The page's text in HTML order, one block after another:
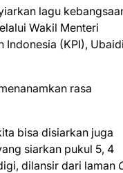
lagu
Wakil Menteri
Indonesia (KPI),
rasa
bisa disiarkan juga
siarkan pukul 5, 4
dilansir dari laman